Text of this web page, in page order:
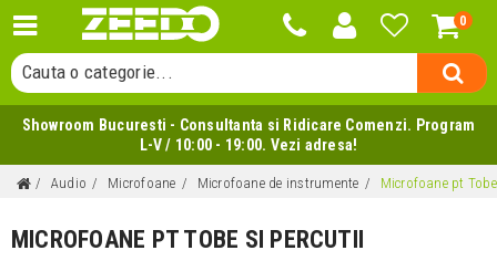
0
Cauta un produs...
Cauta o categorie...
Cauta un producator...
Cauta un produs...
Showroom Bucuresti - Consultanta si Ridicare Comenzi. Program
L-V / 10:00 - 19:00. Vezi adresa!
Audio Microfoane Microfoane de instrumente Microfoane pt
MICROFOANE PT TOBE SI PERCUTII